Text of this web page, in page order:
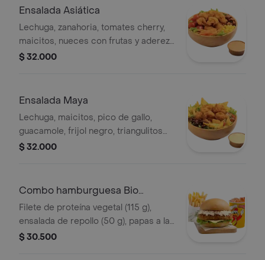
Ensalada Asiática
Lechuga, zanahoria, tomates cherry,
maicitos, nueces con frutas y aderezo
sésamo. Elige tu proteína entre
$ 32.000
Ensalada Maya
Lechuga, maicitos, pico de gallo,
guacamole, frijol negro, triangulitos
de maíz y aderezo mexicano. Elige tu
$ 32.000
Combo hamburguesa Bio
(Proteína Vegetal)
Filete de proteína vegetal (115 g),
ensalada de repollo (50 g), papas a la
francesa mediana (60 g) y gaseosa
$ 30.500